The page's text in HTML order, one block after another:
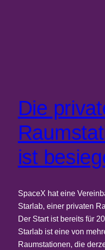
Die
ist
SpaceX hat eine
Starlab, einer privaten
Der Start ist bereits für
Starlab ist eine von
Raumstationen, die